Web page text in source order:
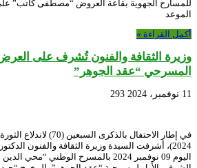
الموعد
أكمل القراءة »
وزيرة الثقافة والفنون تُشرف على
المسرحي “عقد الجوهر”
11 نوفمبر، 2024 293
2024)، أشرفت السيدة وزيرة الثقافة والفنون
اليوم 09 نوفمبر 2024 بالمسرح الوطني